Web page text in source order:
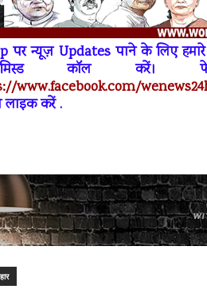
पर न्यूज़Updates पाने के लिए
मिस्ड कॉलकरें।
www.facebook.com/wenews24
करें .